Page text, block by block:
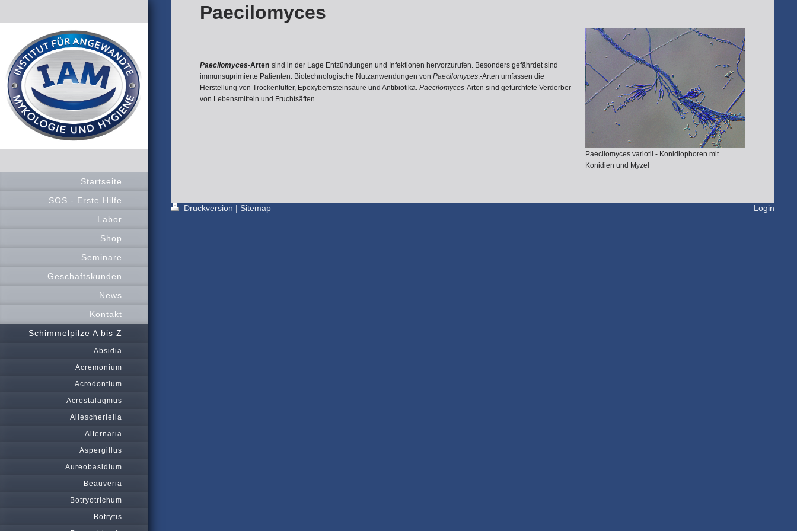
Startseite
SOS - Erste Hilfe
Labor
Shop
Seminare
Geschäftskunden
News
Kontakt
Schimmelpilze A bis Z
Absidia
Acremonium
Acrodontium
Acrostalagmus
Allescheriella
Alternaria
Aspergillus
Aureobasidium
Beauveria
Botryotrichum
Botrytis
Paecilomyces
Paecilomyces variotii - Konidiophoren mit
Konidien und Myzel
Paecilomyces-Arten sind in der Lage Entzündungen und Infektionen hervorzurufen. Besonders gefährdet sind
immunsuprimierte Patienten. Biotechnologische Nutzanwendungen von Paecilomyces.-Arten umfassen die
Herstellung von Trockenfutter, Epoxybernsteinsäure und Antibiotika. Paecilomyces-Arten sind gefürchtete Verderber
von Lebensmitteln und Fruchtsäften.
Druckversion | Sitemap Login